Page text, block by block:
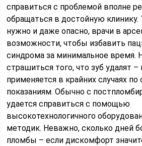
справиться с проблемой вполне
обращаться в достойную клинику.
нужно и даже опасно, врачи в
возможности, чтобы избавить
синдрома за минимальное время.
страшиться того, что зуб удалят –
применяется в крайних случаях по
показаниям. Обычно с
удается справиться с помощью
высокотехнологичного
методик. Неважно, сколько дней
пломбы – если дискомфорт